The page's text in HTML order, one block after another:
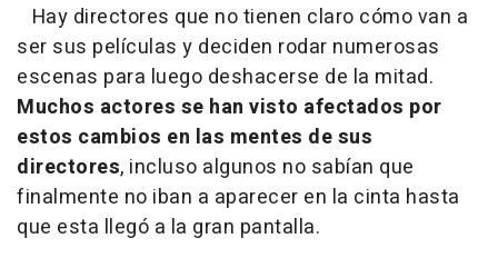
Hay directores que no tienen claro cómo van a
ser sus películas y deciden rodar numerosas
escenas para luego deshacerse de la mitad.
Muchos actores se han visto afectados por
estos cambios en las mentes de sus
directores, incluso algunos no sabían que
finalmente no iban a aparecer en la cinta hasta
que esta llegó a la gran pantalla.